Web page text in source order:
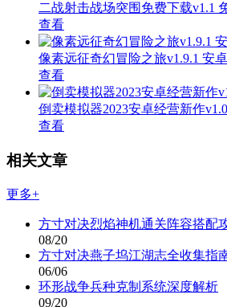
二战射击战场突围免费下载v1.1
查看
像素远征奇幻冒险之旅v1.9.1 安
查看
倒卖模拟器2023安卓经营新作
查看
相关文章
更多+
方寸对决烈焰神机通关阵容搭配
08/20
方寸对决燕子坞江湖志全收集指
06/06
环形战争兵种克制系统深度解析
09/20